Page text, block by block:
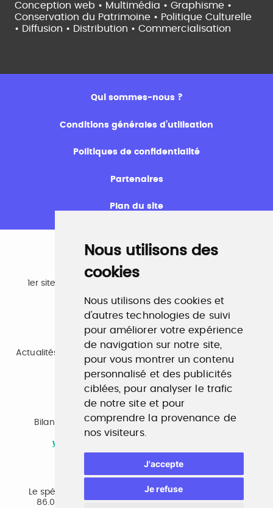
Nous utilisons des
cookies
Nous utilisons des cookies et
d'autres technologies de suivi
pour améliorer votre expérience
de navigation sur notre site,
pour vous montrer un contenu
personnalisé et des publicités
ciblées, pour analyser le trafic
de notre site et pour
comprendre la provenance de
nos visiteurs.
J'accepte
Je refuse
Conception web • Multimédia • Graphisme •
Conservation du Patrimoine • Politique Culturelle
• Diffusion • Distribution • Commercialisation
Qui sommes-nous ?
Conditions générales d’utilisation
Politiques de confidentialité
Partenaires
Plan du site
Emploi
1er site emploi du secteur culturel 784.000 visites et
www.profilculture.com
Formation
Actualités, guide et annuaire des formations aux métiers
de la culture.
www.profilculture-formation.com
Accompagnement professionnel
Bilan de compétences, coaching, techniques de
recherche d'emploi, entretien conseil.
www.profilculture-competences.com
Le spécialiste du secteur culturel, une cvthèque de
86.000 CV et réseau unique de professionnels.